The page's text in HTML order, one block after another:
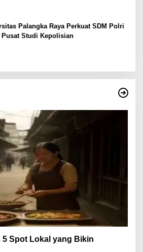
Palangka Raya Perkuat SDM Polri
Pusat Studi Kepolisian
5 Spot Lokal yang Bikin